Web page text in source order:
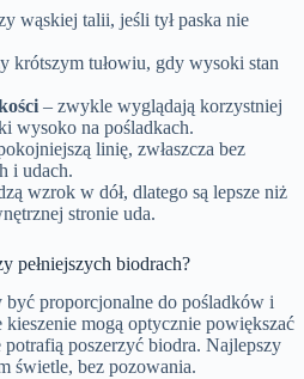
wąskiej talii, jeśli tył paska nie
krótszym tułowiu, gdy wysoki stan
– zwykle wyglądają korzystniej
wysoko na pośladkach.
linię, zwłaszcza bez
i udach.
wzrok w dół, dlatego są lepsze niż
stronie uda.
pełniejszych biodrach?
proporcjonalne do pośladków i
kieszenie mogą optycznie powiększać
potrafią poszerzyć biodra. Najlepszy
świetle, bez pozowania.